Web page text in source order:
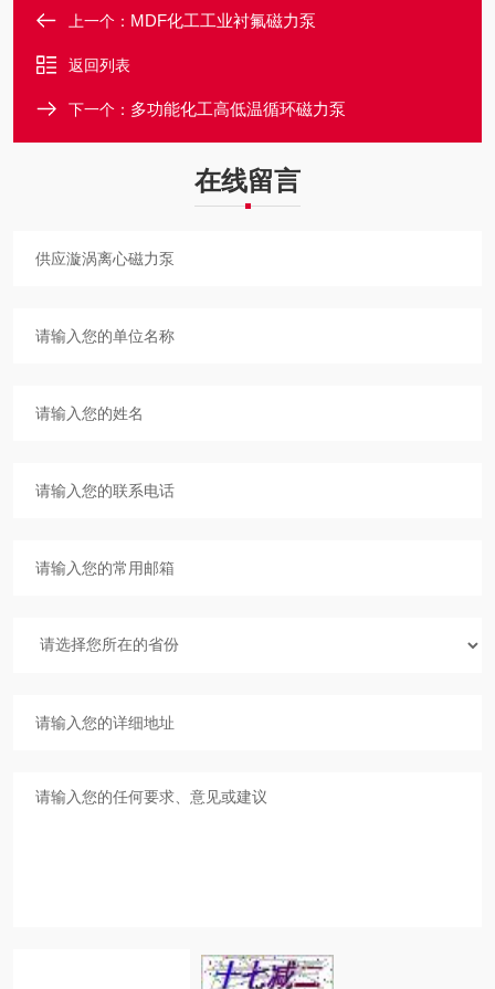
上一个： MDF化工工业衬氟磁力泵
返回列表
下一个： 多功能化工高低温循环磁力泵
在线留言